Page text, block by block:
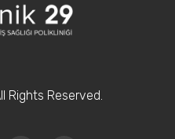
Rights Reserved.